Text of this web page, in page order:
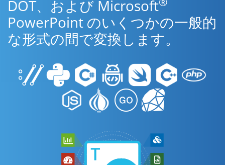
DOT、および Microsoft
PowerPoint のいくつかの一般的
な形式の間で変換します。